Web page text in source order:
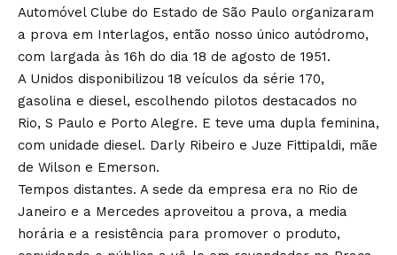
Automóvel Clube do Estado de São Paulo organizaram
a prova em Interlagos, então nosso único autódromo,
com largada às 16h do dia 18 de agosto de 1951.
A Unidos disponibilizou 18 veículos da série 170,
gasolina e diesel, escolhendo pilotos destacados no
Rio, S Paulo e Porto Alegre. E teve uma dupla feminina,
com unidade diesel. Darly Ribeiro e Juze Fittipaldi, mãe
de Wilson e Emerson.
Tempos distantes. A sede da empresa era no Rio de
Janeiro e a Mercedes aproveitou a prova, a media
horária e a resistência para promover o produto,